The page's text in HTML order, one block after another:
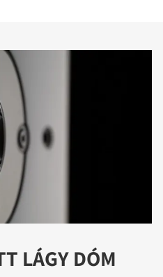
LÁGY DÓM